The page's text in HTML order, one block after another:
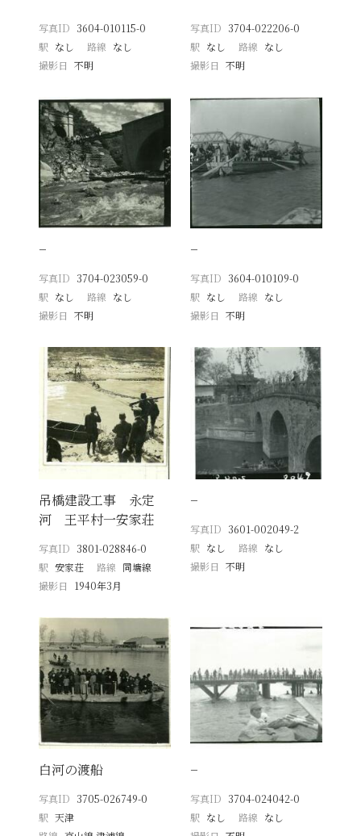
写真ID 3604-010115-0
駅 なし 路線 なし
撮影日
不明
写真ID 3704-022206-0
駅 なし 路線 なし
撮影日 不明
−
写真ID 3704-023059-0
駅 なし 路線 なし
撮影日
不明
−
写真ID 3604-010109-0
駅 なし 路線 なし
撮影日 不明
吊橋建設工事 永定
河 王平村一安家荘
写真ID 3801-028846-0
駅 安家荘 路線 同塘線
撮影日
1940年3月
−
写真ID 3601-002049-2
駅 なし 路線 なし
撮影日 不明
白河の渡船
写真ID 3705-026749-0
駅 天津
−
写真ID 3704-024042-0
駅 なし 路線 なし